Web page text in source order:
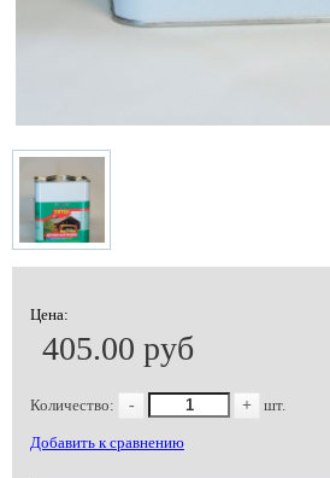
Цена:
405.00 руб
Количество: - + шт.
Добавить к сравнению